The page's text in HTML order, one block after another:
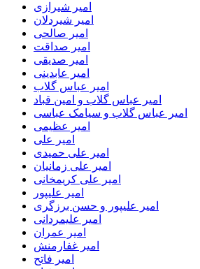
امیر شیرازی
امیر شیردلان
امیر صالحی
امیر صداقت
امیر صدیقی
امیر عابدینی
امیر عباس گلاب
امیر عباس گلاب و امین قباد
امیر عباس گلاب و سیامک عباسی
امیر عظیمی
امیر علی
امیر علی حمیدی
امیر علی زمانیان
امیر علی کریمخانی
امیر علیپور
امیر علیپور و حسن برزگری
امیر علیمردانی
امیر عمران
امیر غفارمنش
امیر فاتح